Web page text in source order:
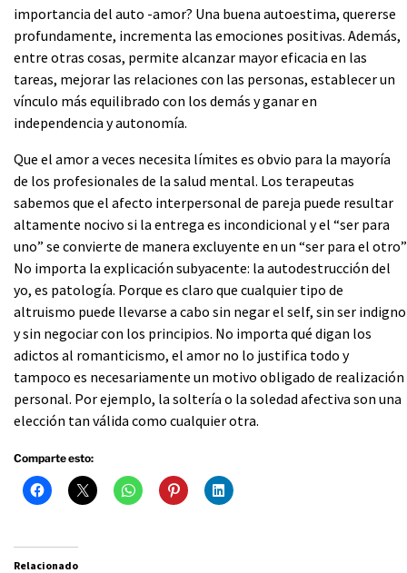
importancia del auto -amor? Una buena autoestima, quererse
profundamente, incrementa las emociones positivas. Además,
entre otras cosas, permite alcanzar mayor eficacia en las
tareas, mejorar las relaciones con las personas, establecer un
vínculo más equilibrado con los demás y ganar en
independencia y autonomía.
Que el amor a veces necesita límites es obvio para la mayoría
de los profesionales de la salud mental. Los terapeutas
sabemos que el afecto interpersonal de pareja puede resultar
altamente nocivo si la entrega es incondicional y el “ser para
uno” se convierte de manera excluyente en un “ser para el otro”
No importa la explicación subyacente: la autodestrucción del
yo, es patología. Porque es claro que cualquier tipo de
altruismo puede llevarse a cabo sin negar el self, sin ser indigno
y sin negociar con los principios. No importa qué digan los
adictos al romanticismo, el amor no lo justifica todo y
tampoco es necesariamente un motivo obligado de realización
personal. Por ejemplo, la soltería o la soledad afectiva son una
elección tan válida como cualquier otra.
Comparte esto:
Relacionado